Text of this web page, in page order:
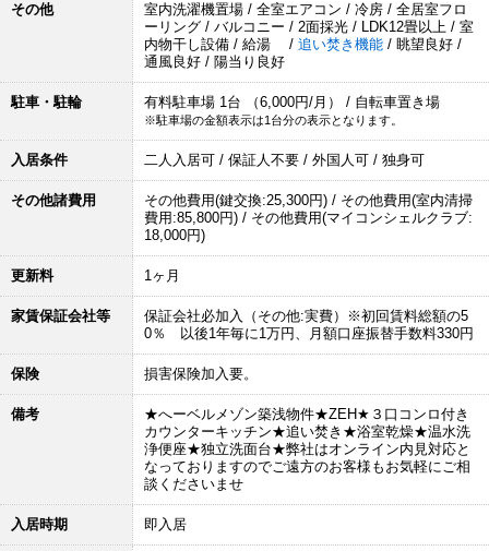
その他
室内洗濯機置場 / 全室エアコン / 冷房 / 全居室フロ
ーリング / バルコニー / 2面採光 / LDK12畳以上 / 室
内物干し設備 / 給湯 / 追い焚き機能 / 眺望良好 /
通風良好 / 陽当り良好
駐車・駐輪 有料駐車場 1台 （6,000円/月） / 自転車置き場
※駐車場の金額表示は1台分の表示となります。
入居条件 二人入居可 / 保証人不要 / 外国人可 / 独身可
その他諸費用
その他費用(鍵交換:25,300円) / その他費用(室内清掃
費用:85,800円) / その他費用(マイコンシェルクラブ:
18,000円)
更新料 1ヶ月
家賃保証会社等
保証会社必加入（その他:実費）※初回賃料総額の5
0％ 以後1年毎に1万円、月額口座振替手数料330円
保険 損害保険加入要。
備考
★へーベルメゾン築浅物件★ZEH★３口コンロ付き
カウンターキッチン★追い焚き★浴室乾燥★温水洗
浄便座★独立洗面台★弊社はオンライン内見対応と
なっておりますのでご遠方のお客様もお気軽にご相
談くださいませ
入居時期 即入居